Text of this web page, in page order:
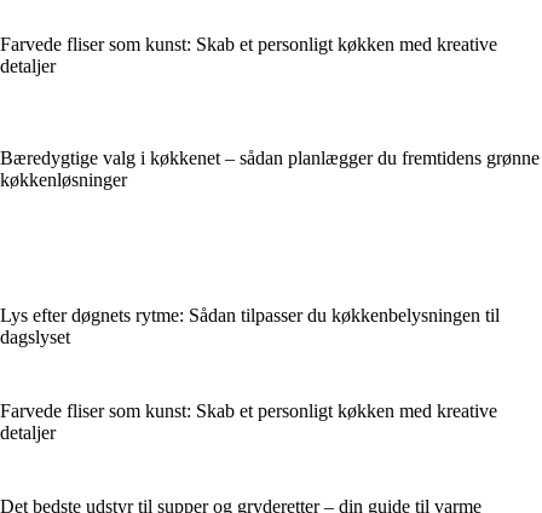
Farvede fliser som kunst: Skab et personligt køkken med kreative
detaljer
Bæredygtige valg i køkkenet – sådan planlægger du fremtidens grønne
køkkenløsninger
Lys efter døgnets rytme: Sådan tilpasser du køkkenbelysningen til
dagslyset
Farvede fliser som kunst: Skab et personligt køkken med kreative
detaljer
Det bedste udstyr til supper og gryderetter – din guide til varme